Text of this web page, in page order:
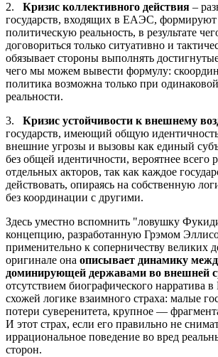
2. Кризис коллективного действия –
государств, входящих в ЕАЭС,
политическую реальность, в результате
договориться только ситуативно и
обязывает стороны выполнять
чего мы можем вывести формулу:
политика возможна только при
реальности.
3. Кризис устойчивости к внешнему
государств, имеющий общую
внешние угрозы и вызовы как единый
без общей идентичности, вероятнее всего
отдельных акторов, так как каждое
действовать, опираясь на собственную
без координации с другими.
Здесь уместно вспомнить "ловушку
концепцию, разработанную Грэмом
применительно к соперничеству великих
оригинале она описывает динамику
доминирующей державами во внешней
отсутствием биографического нарратива
схожей логике взаимного страха: малые
потери суверенитета, крупное —
И этот страх, если его правильно не
иррациональное поведение во вред
сторон.